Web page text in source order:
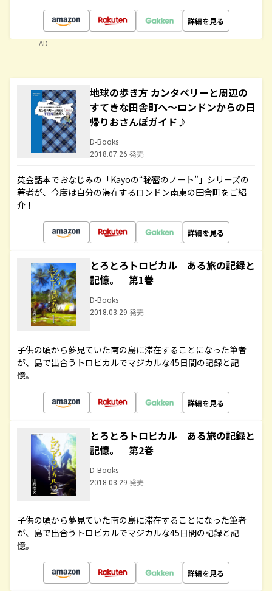
詳細を見る
AD
地球の歩き方 カンタベリーと周辺の
すてきな田舎町へ～ロンドンからの日
帰りおさんぽガイド♪
D-Books
2018.07.26 発売
英会話本でおなじみの「Kayoの“秘密のノート”」シリーズの
著者が、今度は自分の滞在するロンドン南東の田舎町をご紹
介！
詳細を見る
とろとろトロピカル ある旅の記録と
記憶。 第1巻
D-Books
2018.03.29 発売
子供の頃から夢見ていた南の島に滞在することになった筆者
が、島で出合うトロピカルでマジカルな45日間の記録と記
憶。
詳細を見る
とろとろトロピカル ある旅の記録と
記憶。 第2巻
D-Books
2018.03.29 発売
子供の頃から夢見ていた南の島に滞在することになった筆者
が、島で出合うトロピカルでマジカルな45日間の記録と記
憶。
詳細を見る